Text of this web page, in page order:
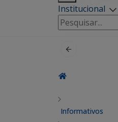
Institucional
Pesquisar
por:
Informativos